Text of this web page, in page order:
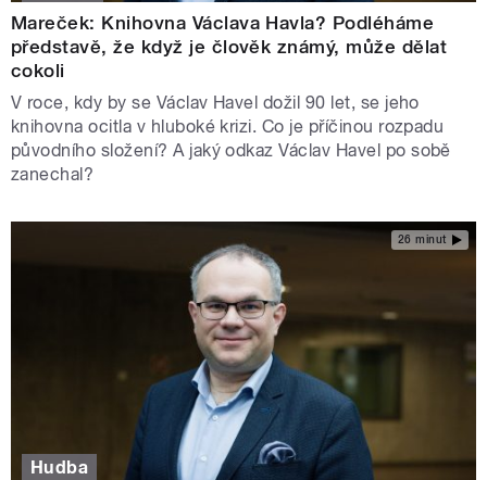
Mareček: Knihovna Václava Havla? Podléháme
představě, že když je člověk známý, může dělat
cokoli
V roce, kdy by se Václav Havel dožil 90 let, se jeho
knihovna ocitla v hluboké krizi. Co je příčinou rozpadu
původního složení? A jaký odkaz Václav Havel po sobě
zanechal?
26 minut
Hudba